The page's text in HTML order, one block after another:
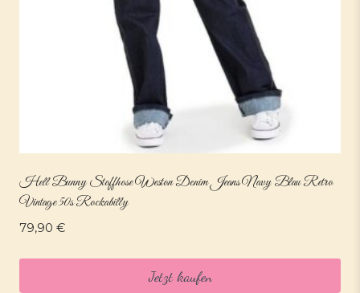
Hell Bunny Stoffhose Weston Denim Jeans Navy Blau Retro
Vintage 50s Rockabilly
79,90 €
Jetzt kaufen